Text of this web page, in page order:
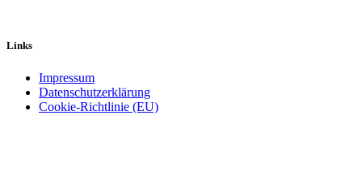
Links
Impressum
Datenschutzerklärung
Cookie-Richtlinie (EU)